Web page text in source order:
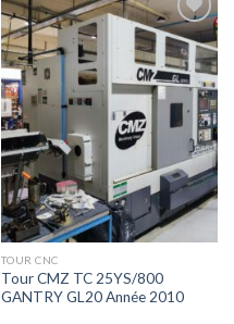
Ajouter
à la liste
d’envies
TOUR CNC
Tour CMZ TC 25YS/800
GANTRY GL20 Année 2010